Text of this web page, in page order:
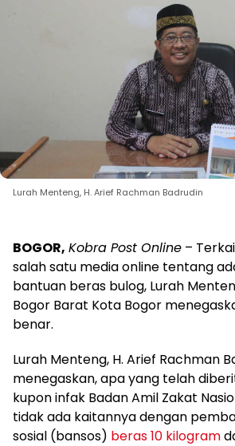
Lurah Menteng, H. Arief Rachman Badrudin
BOGOR, Kobra Post Online –
salah satu media online tentang
bantuan beras bulog, Lurah
Bogor Barat Kota Bogor
benar.
Lurah Menteng, H. Arief Rachman
menegaskan, apa yang telah
kupon infak Badan Amil Zakat
tidak ada kaitannya dengan
sosial (bansos) beras 10 kilogram